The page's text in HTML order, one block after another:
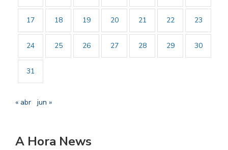
17 18 19 20 21 22 23
24 25 26 27 28 29 30
31
« abr jun »
A Hora News